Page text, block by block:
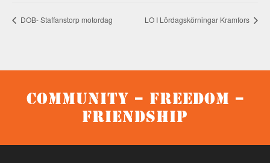
DOB- Staffanstorp motordag LO I Lördagskörningar Kramfors
Community – Freedom –
Friendship